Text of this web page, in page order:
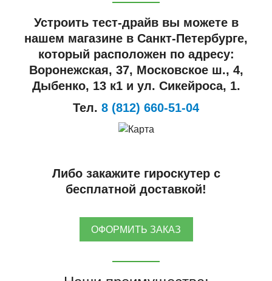
Устроить тест-драйв вы можете в
нашем магазине в Санкт-Петербурге,
который расположен по адресу:
Воронежская, 37, Московское ш., 4,
Дыбенко, 13 к1 и ул. Сикейроса, 1.
Тел. 8 (812) 660-51-04
Либо закажите гироскутер с
бесплатной доставкой!
ОФОРМИТЬ ЗАКАЗ